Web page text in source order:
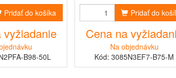
Pridať do košíka
vyžiadanie
B98-50L
Pridať do
Cena na
Na objednávku
Kód: 3085N3EF7-B75-M